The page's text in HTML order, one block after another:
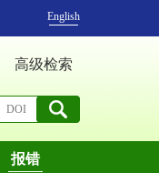
English
高级检索
报错